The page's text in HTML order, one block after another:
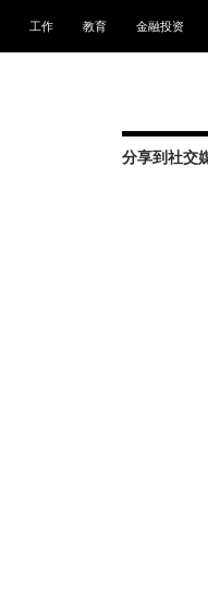
工作 教育 金融投资
分享到社交